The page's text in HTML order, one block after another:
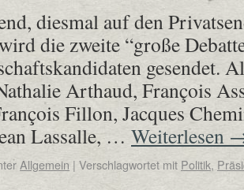
diesmal auf den
die zweite “große
gesendet.
Arthaud, François
Fillon, Jacques
Lassalle, … Weiterlesen
Allgemein | Verschlagwortet mit Politik,